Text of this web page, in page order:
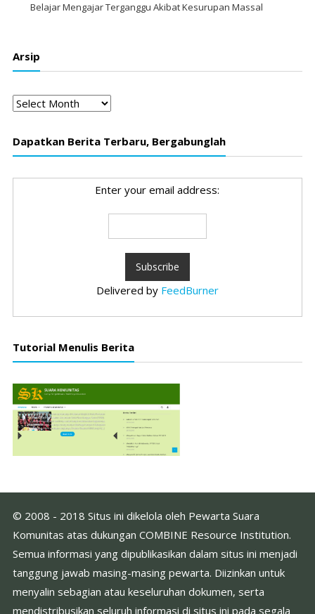
Belajar Mengajar Terganggu Akibat Kesurupan Massal
Arsip
Arsip
Dapatkan Berita Terbaru, Bergabunglah
Enter your email address:
Delivered by FeedBurner
Tutorial Menulis Berita
© 2008 - 2018 Situs ini dikelola oleh Pewarta Suara
Komunitas atas dukungan COMBINE Resource Institution.
Semua informasi yang dipublikasikan dalam situs ini menjadi
tanggung jawab masing-masing pewarta. Diizinkan untuk
menyalin sebagian atau keseluruhan dokumen, serta
mendistribusikan seluruh informasi di situs ini pada segala